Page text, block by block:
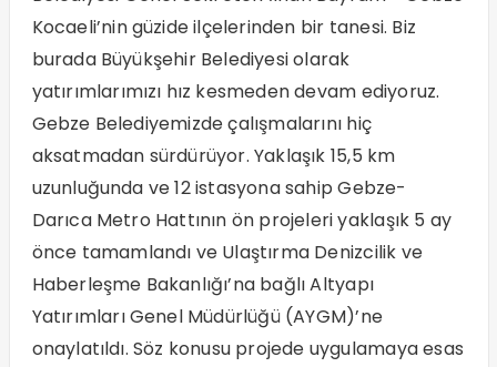
Kocaeli’nin güzide ilçelerinden bir tanesi. Biz
burada Büyükşehir Belediyesi olarak
yatırımlarımızı hız kesmeden devam ediyoruz.
Gebze Belediyemizde çalışmalarını hiç
aksatmadan sürdürüyor. Yaklaşık 15,5 km
uzunluğunda ve 12 istasyona sahip Gebze-
Darıca Metro Hattının ön projeleri yaklaşık 5 ay
önce tamamlandı ve Ulaştırma Denizcilik ve
Haberleşme Bakanlığı’na bağlı Altyapı
Yatırımları Genel Müdürlüğü (AYGM)’ne
onaylatıldı. Söz konusu projede uygulamaya esas